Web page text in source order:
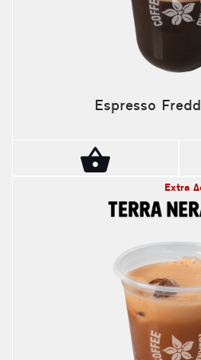
Espresso
Extra